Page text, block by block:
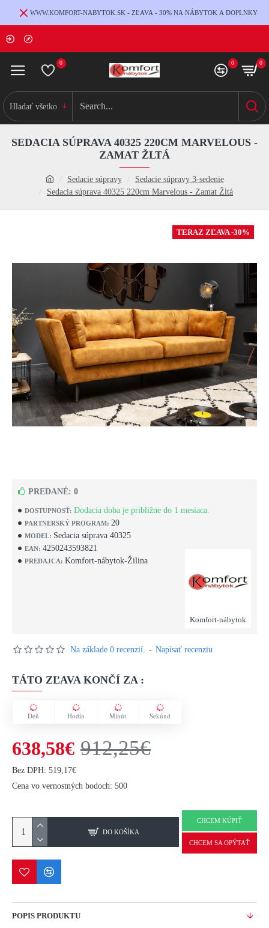
WWW.KOMFORT-NABYTOK.SK - ZĽAVA - 30% NA NÁBYTOK A DOPLNKY
0 0 0
Hladať všetko
Sedacie súpravy
Sedacie súpravy 3-sedenie
Sedacia súprava 40325 220cm Marvelous - Zamat Žltá
SEDACIA SÚPRAVA 40325 220CM MARVELOUS -
ZAMAT ŽLTÁ
TERAZ ZĽAVA -30%
DOSTUPNOSŤ: Dodacia doba je približne do 1 mesiaca.
PARTNERSKÝ PROGRAM: 20
MODEL: Sedacia súprava 40325
EAN: 4250243593821
PREDAJCA: Komfort-nábytok-Žilina
Komfort-nábytok
PREDANÉ: 0
Na základe 0 recenzií. - Napísať recenziu
TÁTO ZĽAVA KONČÍ ZA :
Deň Hodín Minút Sekúnd
638,58€ 912,25€
Bez DPH: 519,17€
Cena vo vernostných bodoch: 500
DO KOŠÍKA
CHCEM KÚPIŤ
CHCEM SA OPÝTAŤ
POPIS PRODUKTU